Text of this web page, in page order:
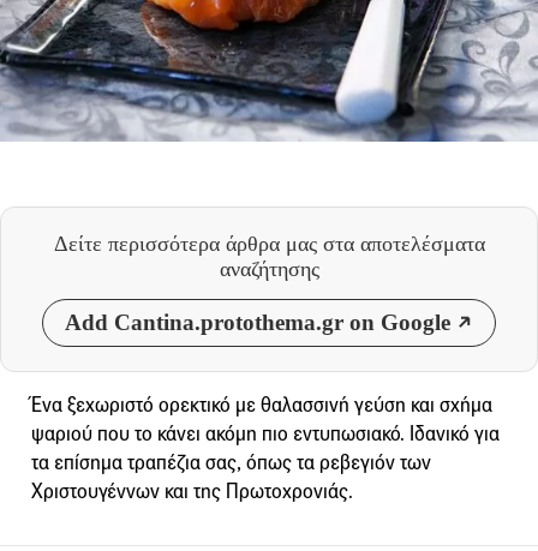
Δείτε περισσότερα άρθρα μας στα αποτελέσματα
αναζήτησης
Add Cantina.protothema.gr on Google
Ένα ξεχωριστό ορεκτικό με θαλασσινή γεύση και σχήμα
ψαριού που το κάνει ακόμη πιο εντυπωσιακό. Ιδανικό για
τα επίσημα τραπέζια σας, όπως τα ρεβεγιόν των
Χριστουγέννων και της Πρωτοχρονιάς.